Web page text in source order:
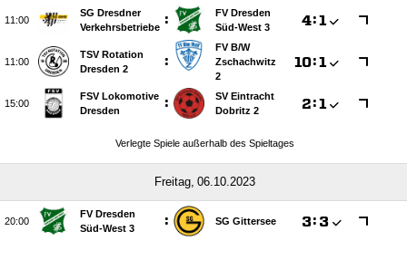

SG Dresdner
Verkehrsbetriebe :
FV Dresden
Süd-West 3
:

TSV Rotation
Dresden 2
:
FV B/​W
Zschachwitz
2
:

FSV Lokomotive
Dresden
:
SV Eintracht
Dobritz 2
:
Verlegte Spiele außerhalb des Spieltages
 

FV Dresden
Süd-West 3
: SG Gittersee : 